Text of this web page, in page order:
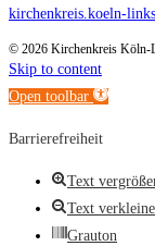
kirchenkreis.koeln-
© 2026 Kirchenkreis Köln-
Skip to content
Open toolbar
Barrierefreiheit
Text
Text
Grauton